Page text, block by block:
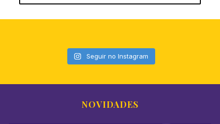
Seguir no Instagram
NOVIDADES